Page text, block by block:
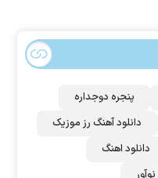
پنجره دوجداره
دانلود آهنگ رز‌ موزیک
دانلود اهنگ